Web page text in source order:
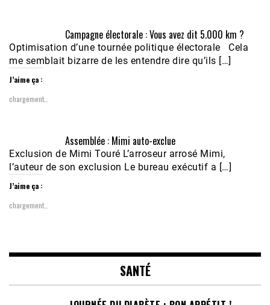
Campagne électorale : Vous avez dit 5.000 km ?
Optimisation d’une tournée politique électorale Cela
me semblait bizarre de les entendre dire qu’ils […]
J’aime ça :
chargement…
Assemblée : Mimi auto-exclue
Exclusion de Mimi Touré L’arroseur arrosé Mimi,
l’auteur de son exclusion Le bureau exécutif a […]
J’aime ça :
chargement…
SANTÉ